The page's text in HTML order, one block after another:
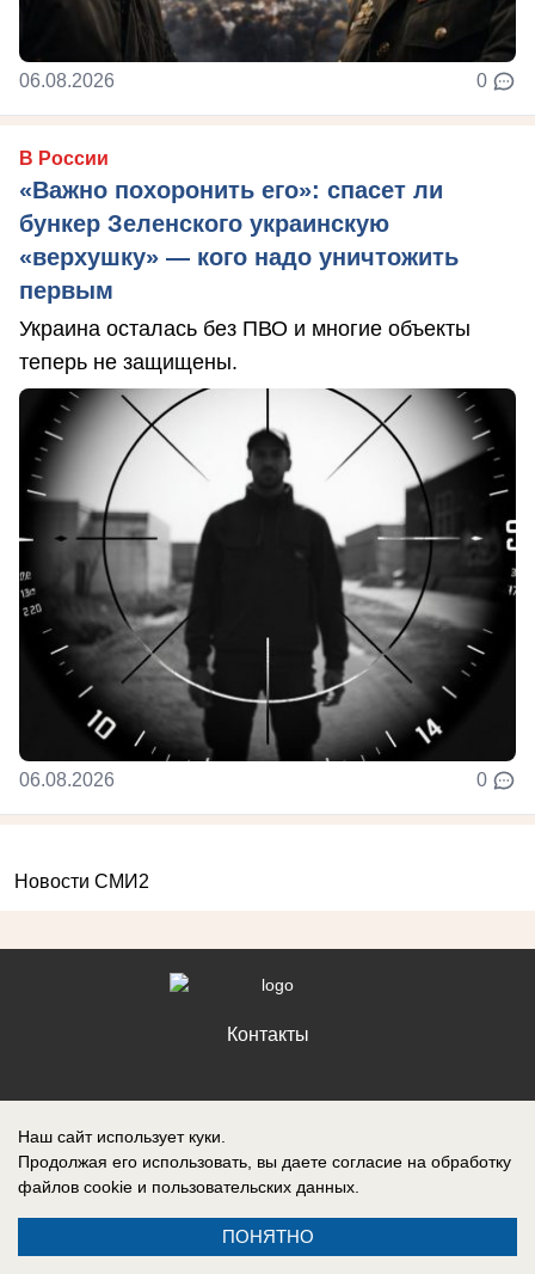
06.08.2026 0
В России
«Важно похоронить его»: спасет ли
бункер Зеленского украинскую
«верхушку» — кого надо уничтожить
первым
Украина осталась без ПВО и многие объекты
теперь не защищены.
06.08.2026 0
Новости СМИ2
Контакты
Запись о регистрации СМИ: Эл № ФС77-88610, выдано Федеральной
службой по надзору в сфере связи, информационных технологий и
массовых коммуникаций (Роскомнадзор) 05 ноября 2024 г.
Наш сайт использует куки.
Продолжая его использовать, вы даете согласие на обработку
файлов cookie и пользовательских данных.
ПОНЯТНО